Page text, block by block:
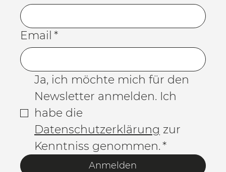
Email *
Ja, ich möchte mich für den
Newsletter anmelden. Ich
Datenschutzerklärung zur
Kenntniss genommen.*
Anmelden